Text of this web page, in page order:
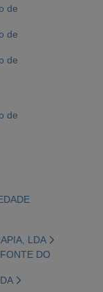
de
de
de
de
LDA
DO